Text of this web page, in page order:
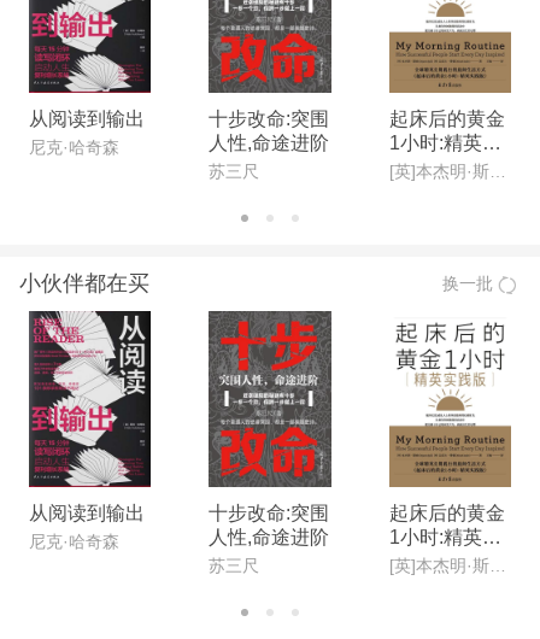
从阅读到输出
尼克·哈奇森
十步改命:突围
人性,命途进阶
苏三尺
起床后的黄金
1小时:精英实
践版
[英]本杰明·斯帕(Benjamin Spall),[德]迈克尔·赞德(Michael Xander)
小伙伴都在买 换一批
从阅读到输出
尼克·哈奇森
十步改命:突围
人性,命途进阶
苏三尺
起床后的黄金
1小时:精英实
践版
[英]本杰明·斯帕(Benjamin Spall),[德]迈克尔·赞德(Michael Xander)